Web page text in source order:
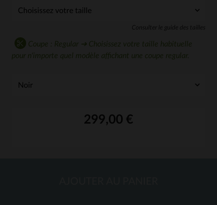
Consulter le guide des tailles
Coupe : Regular ➔ Choisissez votre taille habituelle
pour n'importe quel modèle affichant une coupe regular.
299,00 €